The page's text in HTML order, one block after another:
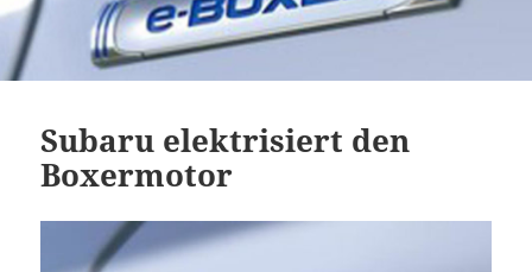
Subaru elektrisiert den
Boxermotor